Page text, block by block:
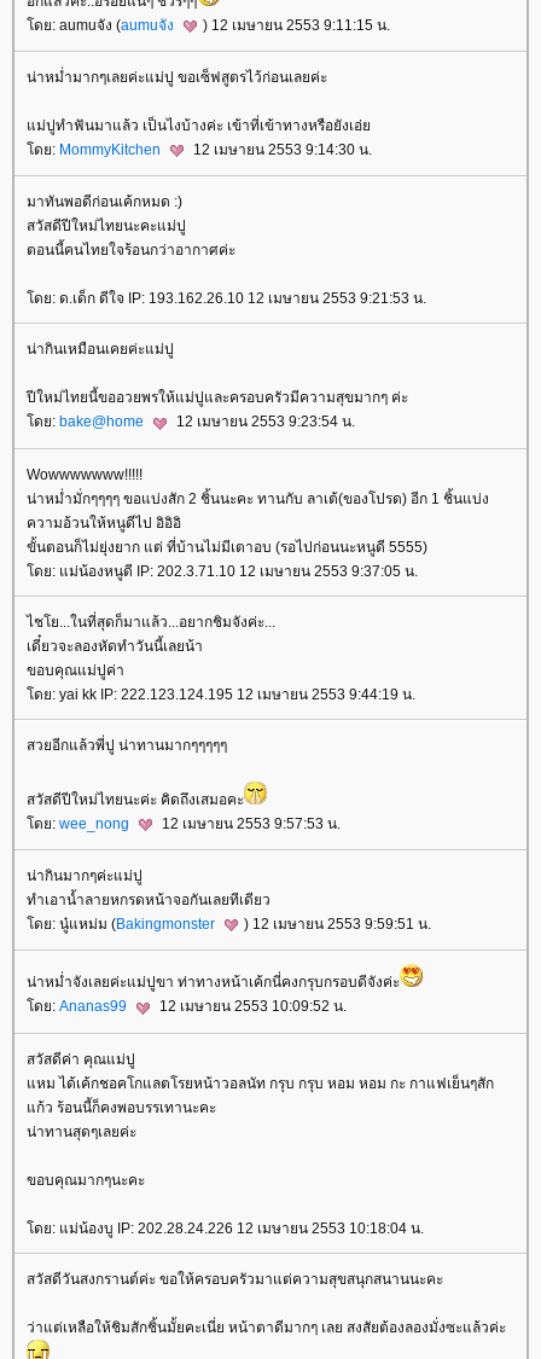
ดย: aumuจัง (aumuจัง ) 12 เมษายน 2553 9:11:15 น.
น่าหม่ำมากๆเลยค่ะแม่ปู ขอเซ็ฟสูตรไว้ก่อนเลยค่ะ
ม่ปูทำฟันมาแล้ว เป็นไงบ้างค่ะ เข้าที่เข้าทางหรือยังเอ่
ดย: MommyKitchen 12 เมษายน 2553 9:14:30 น.
มาทันพอดีก่อนเค้กหมด :)
สวัสดีปีใหม่ไทยนะคะแม่ปู
ตอนนี้คนไทยใจร้อนกว่าอากาศค่ะ
ดย: ด.เด็ก ดีใจ IP: 193.162.26.10 12 เมษายน 2553 9:21:53 น.
น่ากินเหมือนเคยค่ะแม่ปู
ปีใหม่ไทยนี้ขออวยพรให้แม่ปูและครอบครัวมีความสุขมากๆ ค่ะ
ดย: bake@home 12 เมษายน 2553 9:23:54 น.
Wowwwwwww!!!!!
น่าหม่ำมั่กๆๆๆๆ ขอแบ่งสัก 2 ชิ้นนะคะ ทานกับ ลาเต้(ของโปรด) อีก 1 ชิ้นแบ่ง
ความอ้วนให้หนูดีไป อิอิอิ
ขั้นตอนก็ไม่ยุ่งยาก แต่ ที่บ้านไม่มีเตาอบ (รอไปก่อนนะหนูดี 5555)
ดย: แม่น้องหนูดี IP: 202.3.71.10 12 เมษายน 2553 9:37:05 น.
ไชโย...ในที่สุดก็มาแล้ว...อยากชิมจังค่ะ...
เดี๋ยวจะลองหัดทำวันนี้เลยน้า
ขอบคุณแม่ปูค่า
ดย: yai kk IP: 222.123.124.195 12 เมษายน 2553 9:44:19 น.
สวยอีกแล้วพี่ปู น่าทานมากๆๆๆๆๆ
สวัสดีปีใหม่ไทยนะค่ะ คิดถึงเสมอคะ
ดย: wee_nong 12 เมษายน 2553 9:57:53 น.
น่ากินมากๆค่ะแม่ปู
ทำเอาน้ำลายหกรดหน้าจอกันเลยทีเดียว
ดย: นู๋แหม่ม (Bakingmonster ) 12 เมษายน 2553 9:59:51 น.
น่าหม่ำจังเลยค่ะแม่ปูขา ท่าทางหน้าเค้กนี่คงกรุบกรอบดีจังค่ะ
ดย: Ananas99 12 เมษายน 2553 10:09:52 น.
สวัสดีค่า คุณแม่ปู
หม ได้เค้กชอคโกแลตโรยหน้าวอลนัท กรุบ กรุบ หอม หอม กะ กาแฟเย็นๆสัก
ก้ว ร้อนนี้ก็คงพอบรรเทานะคะ
น่าทานสุดๆเลยค่ะ
ขอบคุณมากๆนะคะ
ดย: แม่น้องบู IP: 202.28.24.226 12 เมษายน 2553 10:18:04 น.
สวัสดีวันสงกรานต์ค่ะ ขอให้ครอบครัวมาแต่ความสุขสนุกสนานนะคะ
ว่าแต่เหลือให้ชิมสักชิ้นมั้ยคะเนี่ย หน้าตาดีมากๆ เลย สงสัยต้องลองมั่งซะแล้วค่ะ